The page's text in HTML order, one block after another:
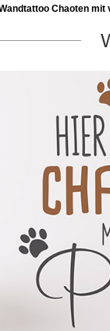
Chaoten mit